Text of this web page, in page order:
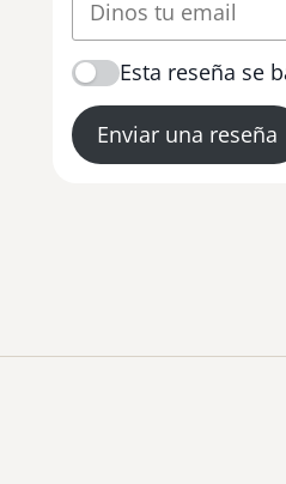
Esta reseña se
Enviar una reseña